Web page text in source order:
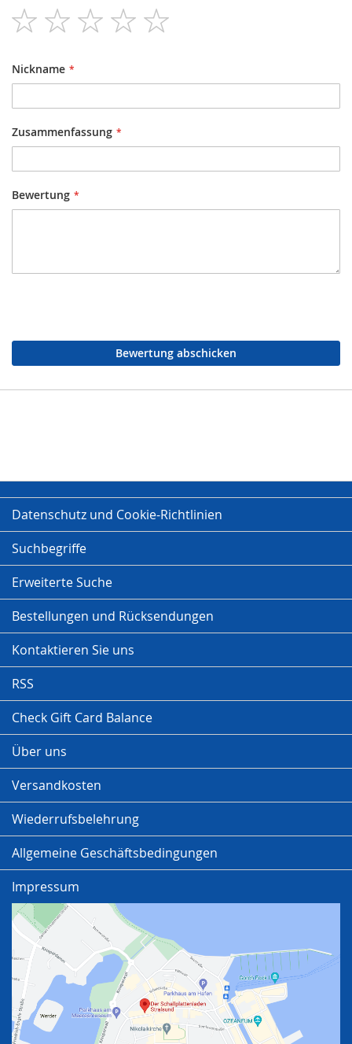
1
star
2
stars
3
stars
4
stars
Nickname
Zusammenfassung
Bewertung
Bewertung abschicken
Datenschutz und Cookie-Richtlinien
Suchbegriffe
Erweiterte Suche
Bestellungen und Rücksendungen
Kontaktieren Sie uns
RSS
Check Gift Card Balance
Über uns
Versandkosten
Wiederrufsbelehrung
Allgemeine Geschäftsbedingungen
Impressum